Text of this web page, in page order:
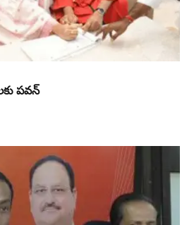
పవన్‌